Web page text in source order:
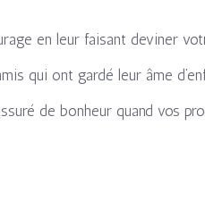
en leur faisant deviner
qui ont gardé leur âme
de bonheur quand vos